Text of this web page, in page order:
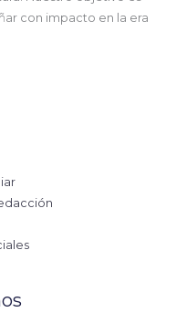
con impacto en la era